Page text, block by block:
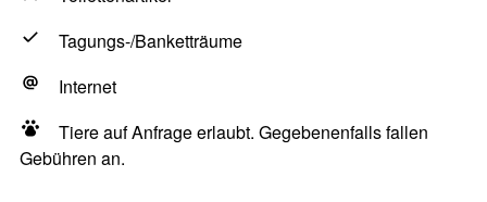
Tagungs-/Banketträume
Internet
Tiere auf Anfrage erlaubt. Gegebenenfalls fallen
Gebühren an.